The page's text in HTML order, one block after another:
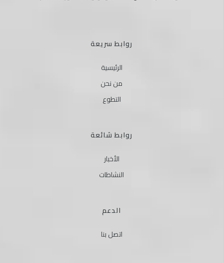
روابط سريعة
الرئيسية
من نحن
التطوع
روابط شائعة
الأخبار
النشاطات
الدعم
اتصل بنا